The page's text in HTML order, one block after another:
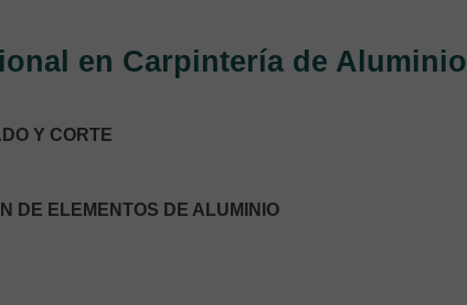
en Carpintería de Aluminio
Y CORTE
DE ELEMENTOS DE ALUMINIO